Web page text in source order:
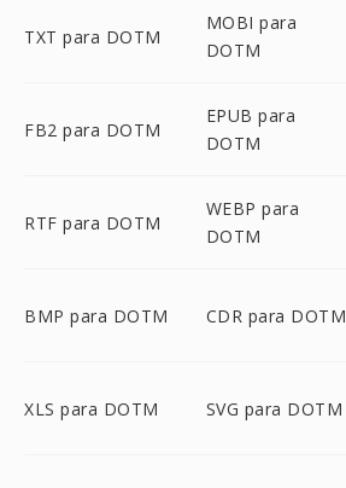
TXT para DOTM
MOBI para
DOTM
FB2 para DOTM
EPUB para
DOTM
RTF para DOTM
WEBP para
DOTM
BMP para DOTM CDR para DOTM
XLS para DOTM SVG para DOTM